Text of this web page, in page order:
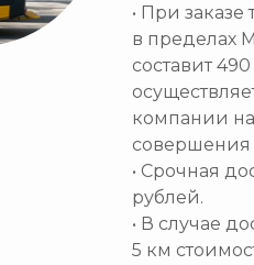
• При
в пределах
составит
компании
совершения
• Срочная
рублей.
• В случае
5 км